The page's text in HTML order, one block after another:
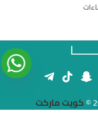
كويت ماركت